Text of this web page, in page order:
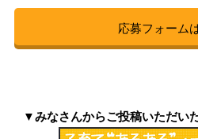
応募フォーム
▼みなさんからご投稿いただい